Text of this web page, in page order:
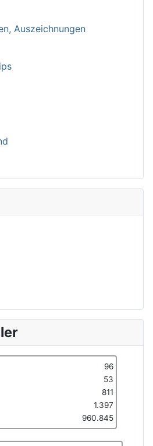
Auszeichnungen
96
53
811
1.397
960.845